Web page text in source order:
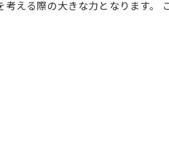
考える際の大きな力となります